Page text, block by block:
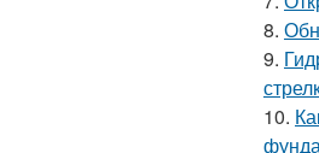
8.
9.
10.